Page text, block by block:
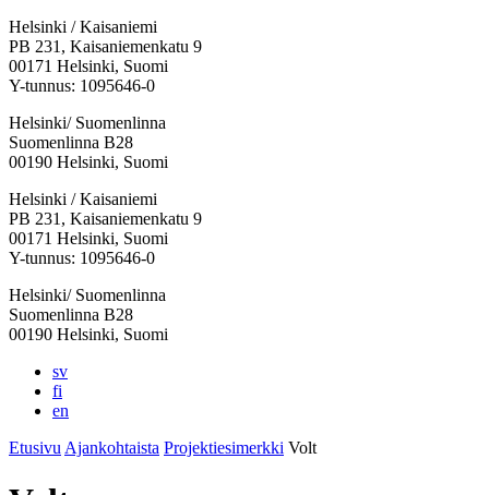
Helsinki / Kaisaniemi
PB 231, Kaisaniemenkatu 9
00171 Helsinki, Suomi
Y-tunnus: 1095646-0
Helsinki/ Suomenlinna
Suomenlinna B28
00190 Helsinki, Suomi
Facebook:
Avataan
uuteen
välilehteen
Instagram:
Avataan
uuteen
välilehteen
TikTok:
Avataan
uuteen
välilehteen
Youtube:
Avataan
uuteen
välilehteen
Vimeo:
Avataan
uuteen
välilehteen
Helsinki / Kaisaniemi
PB 231, Kaisaniemenkatu 9
00171 Helsinki, Suomi
Y-tunnus: 1095646-0
Helsinki/ Suomenlinna
Suomenlinna B28
00190 Helsinki, Suomi
sv
fi
en
Etusivu Ajankohtaista Projektiesimerkki Volt